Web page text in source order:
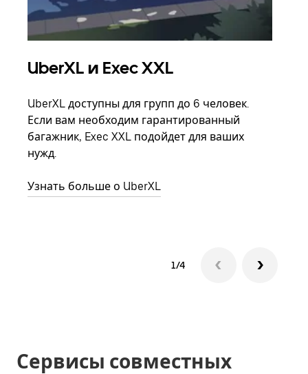
UberXL и Exec XXL
UberXL доступны для групп до 6 человек.
Если вам необходим гарантированный
багажник, Exec XXL подойдет для ваших
нужд.
Узнать больше о UberXL
1/4
Сервисы совместных